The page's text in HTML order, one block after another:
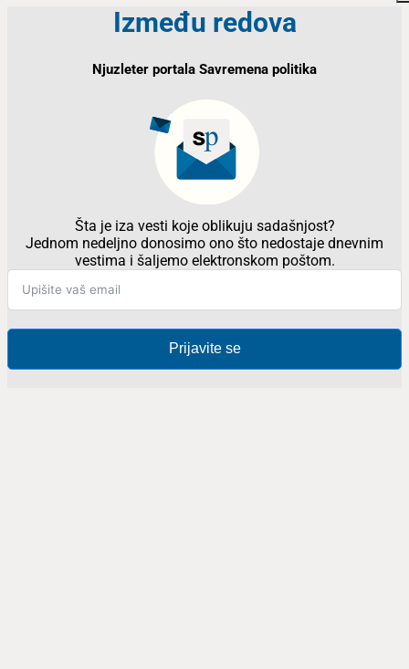
Između redova
Njuzleter portala Savremena politika
Šta je iza vesti koje oblikuju sadašnjost?
Jednom nedeljno donosimo ono što nedostaje dnevnim
vestima i šaljemo elektronskom poštom.
Prijavite se